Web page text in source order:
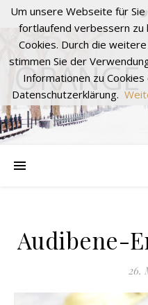
ORANGE
Audibene-
26.
Um unsere Webseite für
fortlaufend verbessern zu
Cookies. Durch die
stimmen Sie der
Informationen zu
Datenschutzerklärung.